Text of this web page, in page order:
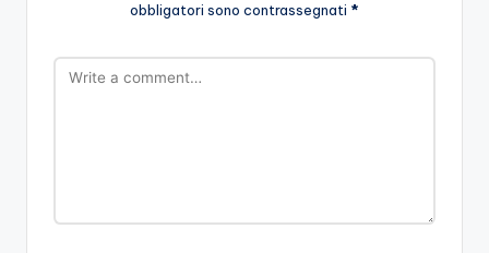
obbligatori sono contrassegnati *